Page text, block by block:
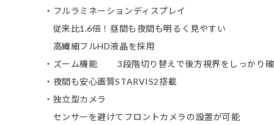
・フルラミネーションディスプレイ
従来比1.6倍！昼間も夜間も明るく見やすい
高繊細フルHD液晶を採用
・ズーム機能 3段階切り替えで後方視界をしっかり
・夜間も安心画質STARVIS2搭載
・独立型カメラ
センサーを避けてフロントカメラの設置が可能